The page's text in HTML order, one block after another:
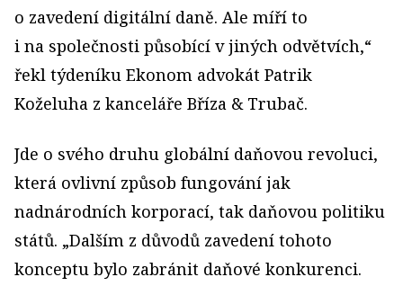
o zavedení digitální daně. Ale míří to
i na společnosti působící v jiných odvětvích,“
řekl týdeníku Ekonom advokát Patrik
Koželuha z kanceláře Bříza & Trubač.
Jde o svého druhu globální daňovou revoluci,
která ovlivní způsob fungování jak
nadnárodních korporací, tak daňovou politiku
států. „Dalším z důvodů zavedení tohoto
konceptu bylo zabránit daňové konkurenci.